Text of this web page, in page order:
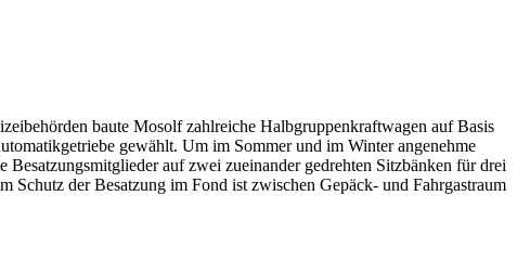
baute Mosolf zahlreiche Halbgruppenkraftwagen auf Basis
gewählt. Um im Sommer und im Winter angenehme
auf zwei zueinander gedrehten Sitzbänken für drei
Schutz der Besatzung im Fond ist zwischen Gepäck- und Fahrgastraum